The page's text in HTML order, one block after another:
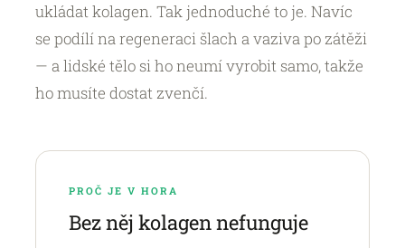
ukládat kolagen. Tak jednoduché to je. Navíc
se podílí na regeneraci šlach a vaziva po zátěži
— a lidské tělo si ho neumí vyrobit samo, takže
ho musíte dostat zvenčí.
PROČ JE V HORA
Bez něj kolagen nefunguje